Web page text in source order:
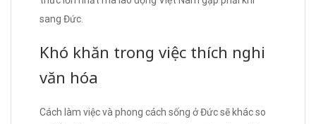
sang Đức.
Khó khăn trong việc thích nghi
văn hóa
Cách làm việc và phong cách sống ở Đức sẽ khác so